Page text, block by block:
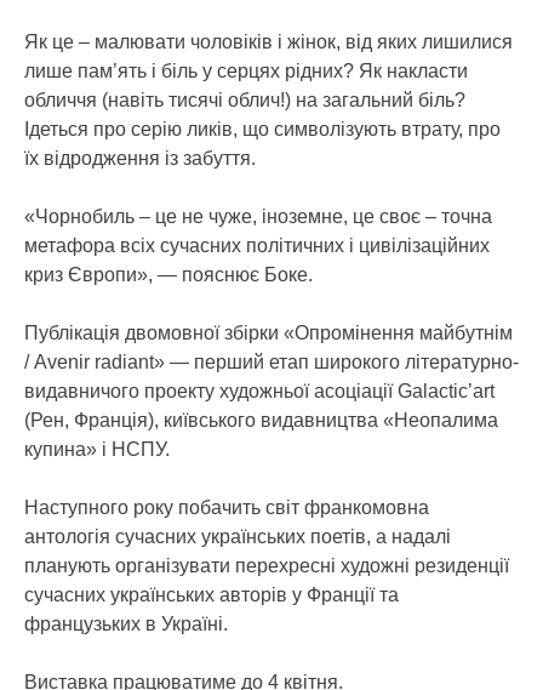
Як це – малювати чоловіків і жінок, від яких лишилися
лише пам’ять і біль у серцях рідних? Як накласти
обличчя (навіть тисячі облич!) на загальний біль?
Ідеться про серію ликів, що символізують втрату, про
їх відродження із забуття.
«Чорнобиль – це не чуже, іноземне, це своє – точна
метафора всіх сучасних політичних і цивілізаційних
криз Європи», — пояснює Боке.
Публікація двомовної збірки «Опромінення майбутнім
/ Avenir radiant» — перший етап широкого літературно-
видавничого проекту художньої асоціації Galactic’art
(Рен, Франція), київського видавництва «Неопалима
купина» і НСПУ.
Наступного року побачить світ франкомовна
антологія сучасних українських поетів, а надалі
планують організувати перехресні художні резиденції
сучасних українських авторів у Франції та
французьких в Україні.
Виставка працюватиме до 4 квітня.